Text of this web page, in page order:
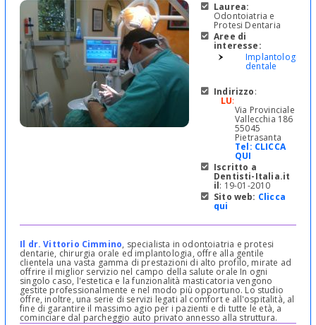
Laurea:
Odontoiatria e
Protesi Dentaria
Aree di
interesse:
Implantologia
dentale
Indirizzo:
LU:
Via Provinciale
Vallecchia 186
55045
Pietrasanta
Tel: CLICCA
QUI
Iscritto a
Dentisti-Italia.it
il: 19-01-2010
Sito web: Clicca
qui
Il dr. Vittorio Cimmino, specialista in odontoiatria e protesi
dentarie, chirurgia orale ed implantologia, offre alla gentile
clientela una vasta gamma di prestazioni di alto profilo, mirate ad
offrire il miglior servizio nel campo della salute orale In ogni
singolo caso, l'estetica e la funzionalità masticatoria vengono
gestite professionalmente e nel modo più opportuno. Lo studio
offre, inoltre, una serie di servizi legati al comfort e all'ospitalità, al
fine di garantire il massimo agio per i pazienti e di tutte le età, a
cominciare dal parcheggio auto privato annesso alla struttura.